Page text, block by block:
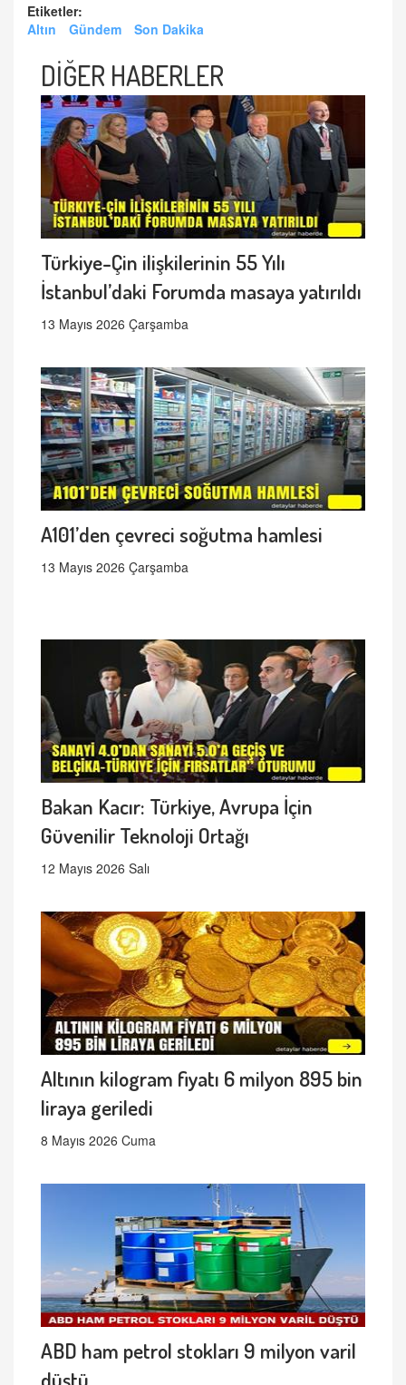
Etiketler:
Altın
Gündem Son Dakika
DİĞER HABERLER
Türkiye-Çin ilişkilerinin 55 Yılı
İstanbul’daki Forumda masaya yatırıldı
13 Mayıs 2026 Çarşamba
A101’den çevreci soğutma hamlesi
13 Mayıs 2026 Çarşamba
Bakan Kacır: Türkiye, Avrupa İçin
Güvenilir Teknoloji Ortağı
12 Mayıs 2026 Salı
Altının kilogram fiyatı 6 milyon 895 bin
liraya geriledi
8 Mayıs 2026 Cuma
ABD ham petrol stokları 9 milyon varil
düştü